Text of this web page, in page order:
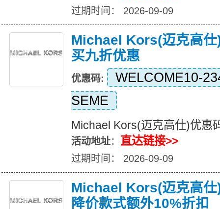
过期时间： 2026-09-09
Michael Kors(迈克高仕
买九折优惠
优惠码:
WELCOME10-
SEME
Michael Kors(迈克高仕)优惠
活动地址： 直达链接>>
过期时间： 2026-09-09
Michael Kors(迈克高仕
降价款式额外10%折扣